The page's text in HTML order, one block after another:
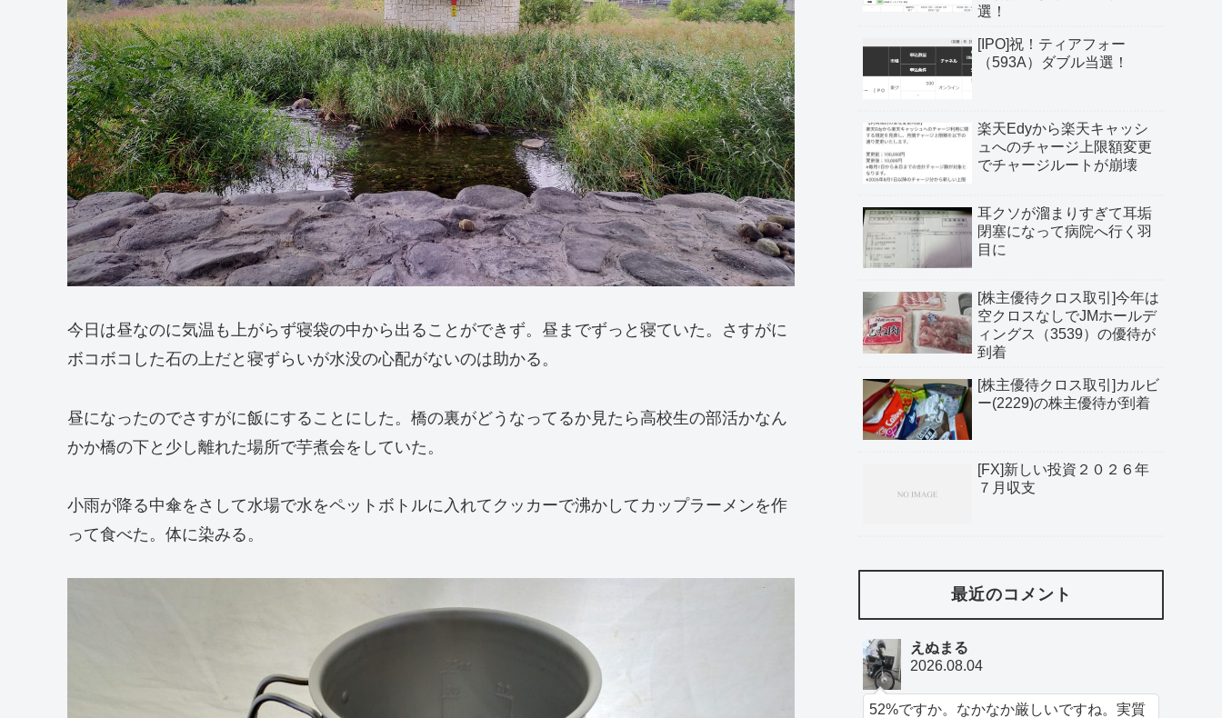
今日は昼なのに気温も上がらず寝袋の中から出ることができず。昼までずっと寝ていた。さすがに
ボコボコした石の上だと寝ずらいが水没の心配がないのは助かる。
昼になったのでさすがに飯にすることにした。橋の裏がどうなってるか見たら高校生の部活かなん
かか橋の下と少し離れた場所で芋煮会をしていた。
小雨が降る中傘をさして水場で水をペットボトルに入れてクッカーで沸かしてカップラーメンを作
って食べた。体に染みる。
選！
[IPO]祝！ティアフォー
（593A）ダブル当選！
楽天Edyから楽天キャッシ
ュへのチャージ上限額変更
でチャージルートが崩壊
耳クソが溜まりすぎて耳垢
閉塞になって病院へ行く羽
目に
[株主優待クロス取引]今年は
空クロスなしでJMホールデ
ィングス（3539）の優待が
到着
[株主優待クロス取引]カルビ
ー(2229)の株主優待が到着
[FX]新しい投資２０２６年
７月収支
最近のコメント
えぬまる
2026.08.04
52%ですか。なかなか厳しいですね。実質